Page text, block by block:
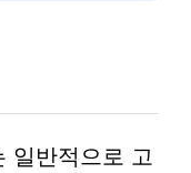
일반적으로 고